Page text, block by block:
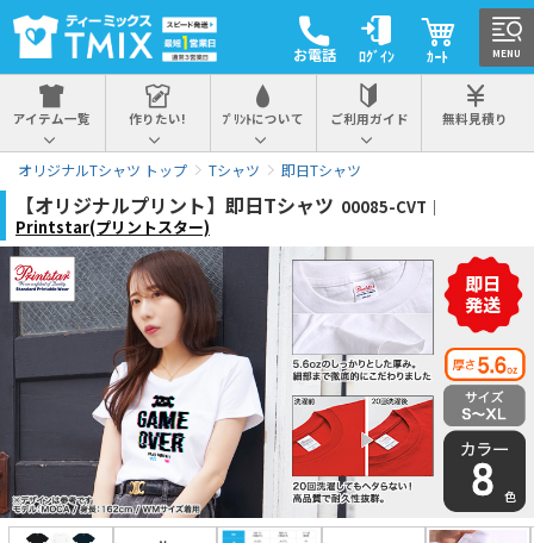
お電話 ﾛｸﾞｲﾝ ｶｰﾄ
アイテム一覧 作りたい! ﾌﾟﾘﾝﾄについて ご利用ガイド 無料見積り
オリジナルTシャツ トップ Tシャツ 即日Tシャツ
【オリジナルプリント】即日Tシャツ 00085-CVT｜
Printstar(プリントスター)
MENU